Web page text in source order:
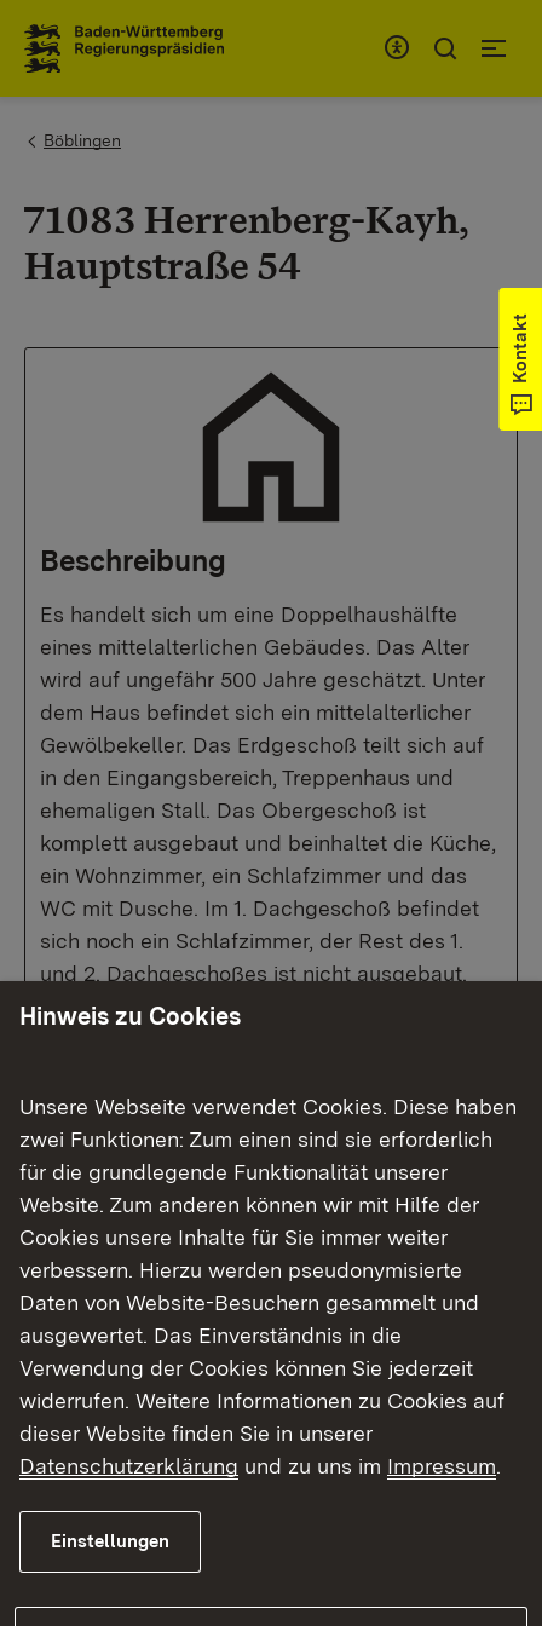
You are here:
Böblingen
71083 Herrenberg-Kayh,
Hauptstraße 54
Beschreibung
Es handelt sich um eine Doppelhaushälfte
eines mittelalterlichen Gebäudes. Das Alter
wird auf ungefähr 500 Jahre geschätzt. Unter
dem Haus befindet sich ein mittelalterlicher
Gewölbekeller. Das Erdgeschoß teilt sich auf
in den Eingangsbereich, Treppenhaus und
ehemaligen Stall. Das Obergeschoß ist
komplett ausgebaut und beinhaltet die Küche,
ein Wohnzimmer, ein Schlafzimmer und das
WC mit Dusche. Im 1. Dachgeschoß befindet
sich noch ein Schlafzimmer, der Rest des 1.
und 2. Dachgeschoßes ist nicht ausgebaut.
Schätzungsweise 16-17 Jahrhundert erbaut.
Show larger version Show larger version
Das Objekt
Kontakt
Hinweis zu Cookies
Unsere Webseite verwendet Cookies. Diese haben
zwei Funktionen: Zum einen sind sie erforderlich
für die grundlegende Funktionalität unserer
Website. Zum anderen können wir mit Hilfe der
Cookies unsere Inhalte für Sie immer weiter
verbessern. Hierzu werden pseudonymisierte
Daten von Website-Besuchern gesammelt und
ausgewertet. Das Einverständnis in die
Verwendung der Cookies können Sie jederzeit
widerrufen. Weitere Informationen zu Cookies auf
dieser Website finden Sie in unserer
Datenschutzerklärung und zu uns im Impressum.
Einstellungen